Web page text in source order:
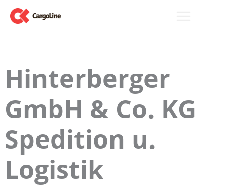
Zum
Inhalt
Hinterberger
GmbH & Co. KG
Spedition u.
Logistik